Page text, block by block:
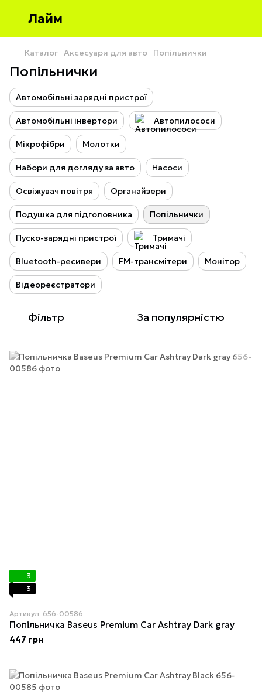
Лайм
Каталог Аксесуари для авто Попільнички
Попільнички
Автомобільні зарядні пристрої
Автомобільні інвертори Автопилососи
Мікрофібри Молотки
Набори для догляду за авто Насоси
Освіжувач повітря Органайзери
Подушка для підголовника Попільнички
Пуско-зарядні пристрої Тримачі
Bluetooth-ресивери FM-трансмітери Монітор
Відеореєстратори
Фільтр За популярністю
3
3
Артикул: 656-00586
Попільничка Baseus Premium Car Ashtray Dark gray
447 грн